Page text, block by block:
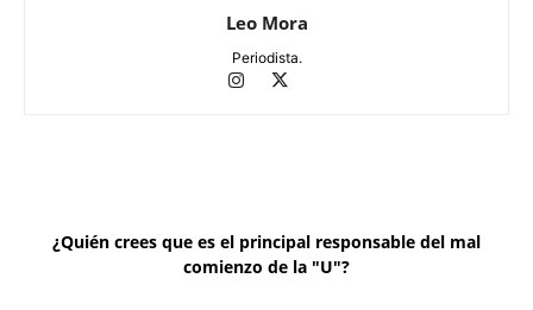
Leo Mora
Periodista.
¿Quién crees que es el principal responsable del mal
comienzo de la "U"?